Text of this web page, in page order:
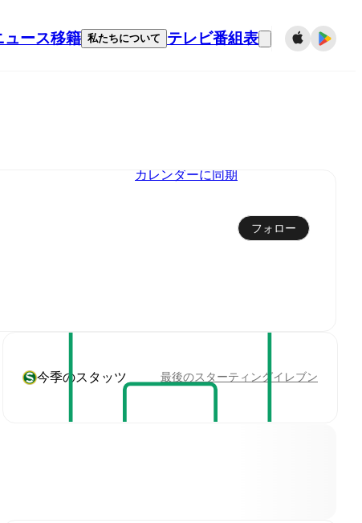
ュース移籍 私たちについて テレビ番組表
カレンダーに同期
フォロー
今季のスタッツ 最後のスターティングイレブン